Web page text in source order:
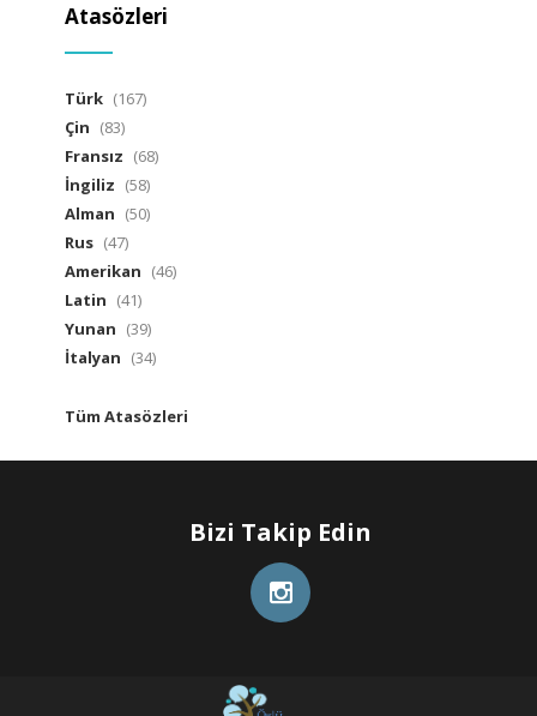
Atasözleri
Türk (167)
Çin (83)
Fransız (68)
İngiliz (58)
Alman (50)
Rus (47)
Amerikan (46)
Latin (41)
Yunan (39)
İtalyan (34)
Tüm Atasözleri
Bizi Takip Edin